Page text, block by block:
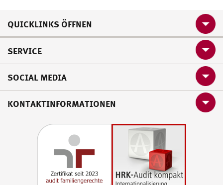
QUICKLINKS ÖFFNEN
SERVICE
SOCIAL MEDIA
KONTAKTINFORMATIONEN